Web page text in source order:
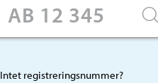
Intet registreringsnummer?